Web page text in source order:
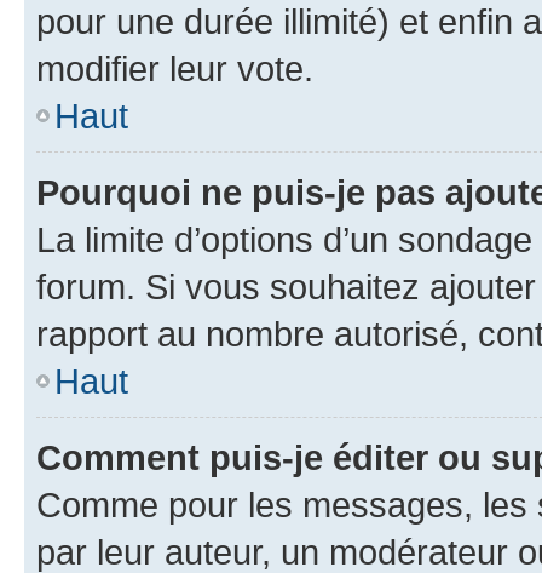
pour une durée illimité) et enfin
modifier leur vote.
Haut
Pourquoi ne puis-je pas
La limite d’options d’un
forum. Si vous souhaitez
rapport au nombre autorisé,
Haut
Comment puis-je éditer ou
Comme pour les messages,
par leur auteur, un modérateur